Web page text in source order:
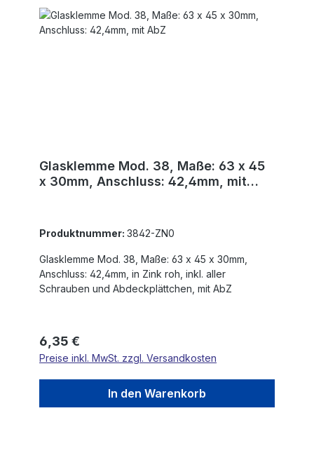
Glasklemme Mod. 38, Maße: 63 x 45
x 30mm, Anschluss: 42,4mm, mit
Produktnummer: 3842-ZN0
Glasklemme Mod. 38, Maße: 63 x 45 x 30mm,
Anschluss: 42,4mm, in Zink roh, inkl. aller
Schrauben und Abdeckplättchen, mit AbZ
Regulärer Preis:
6,35 €
Preise inkl. MwSt. zzgl. Versandkosten
In den Warenkorb